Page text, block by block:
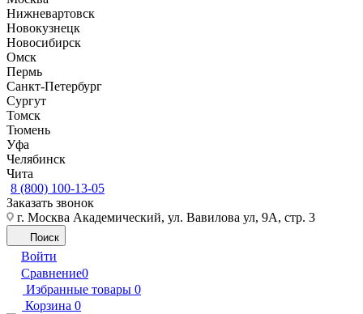
Нижневартовск
Новокузнецк
Новосибирск
Омск
Пермь
Санкт-Петербург
Сургут
Томск
Тюмень
Уфа
Челябинск
Чита
8 (800) 100-13-05
Заказать звонок
г. Москва Академический, ул. Вавилова ул, 9А, стр. 3
Поиск
Войти
Сравнение0
Избранные товары 0
Корзина 0